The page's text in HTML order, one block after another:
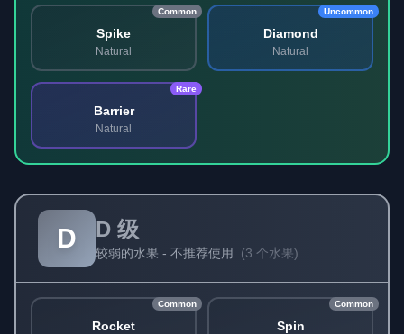
Common
Spike
Natural
Uncommon
Diamond
Natural
Rare
Barrier
Natural
D D 级
较弱的水果 - 不推荐使用 (3 个水果)
Common
Rocket
Common
Spin